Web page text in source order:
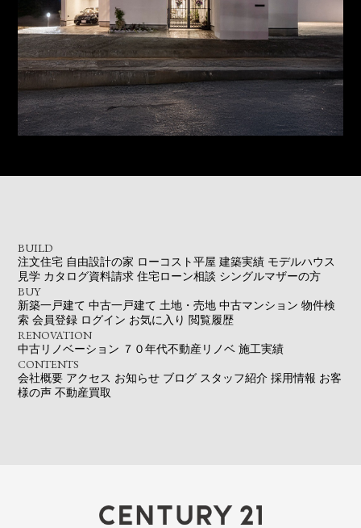
BUILD
注文住宅 自由設計の家 ローコスト平屋 建築実績 モデルハウス
見学 カタログ資料請求 住宅ローン相談 シングルマザーの方
BUY
新築一戸建て 中古一戸建て 土地・売地 中古マンション 物件検
索 会員登録 ログイン お気に入り 閲覧履歴
RENOVATION
中古リノベーション ７０年代不動産リノベ 施工実績
CONTENTS
会社概要 アクセス お知らせ ブログ スタッフ紹介 採用情報 お客
様の声 不動産買取